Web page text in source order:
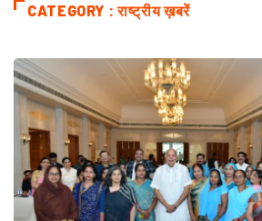
CATEGORY : राष्ट्रीय ख़बरें